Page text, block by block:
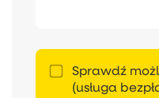
Sprawdź
(usługa